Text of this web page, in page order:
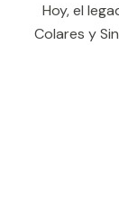
Hoy, el
Colares y